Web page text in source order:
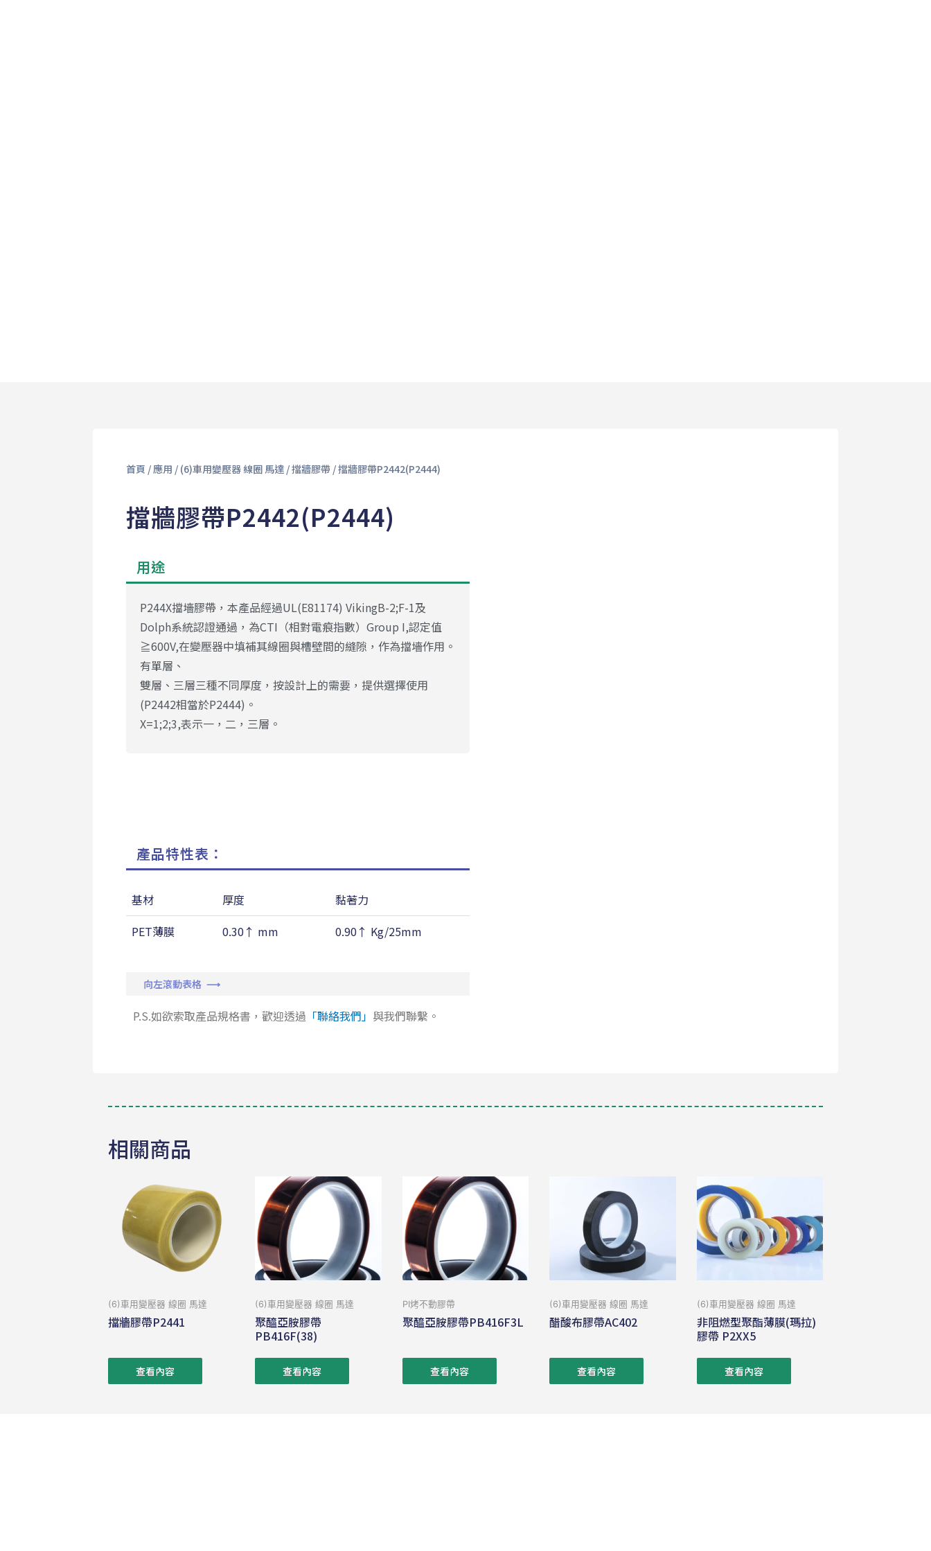
首頁 / 應用 / (6)車用變壓器 線圈 馬達/擋牆膠帶/ 擋牆膠帶P2442(P2444)
擋牆膠帶P2442(P2444)
用途
P244X擋墻膠帶，本產品經過UL(E81174) VikingB-2;F-1及
Dolph系統認證通過，為CTI（相對電痕指數）Group I,認定值
≧600V,在變壓器中填補其線圈與槽壁間的縫隙，作為擋墻作用。
有單層、
雙層、三層三種不同厚度，按設計上的需要，提供選擇使用
(P2442相當於P2444)。
X=1;2;3,表示一，二，三層。
產品特性表：
基材 厚度 黏著力
PET薄膜
0.30↑ mm 0.90↑ Kg/25mm
向左滾動表格 ⟶
P.S.如欲索取產品規格書，歡迎透過 「聯絡我們」 與我們聯繫。
相關商品
(6)車用變壓器 線圈 馬達
擋牆膠帶P2441
查看內容
(6)車用變壓器 線圈 馬達
聚醯亞胺膠帶
PB416F(38)
查看內容
PI烤不動膠帶
聚醯亞胺膠帶PB416F3L
查看內容
(6)車用變壓器 線圈 馬達
醋酸布膠帶AC402
查看內容
(6)車用變壓器 線圈 馬達
非阻燃型聚酯薄膜(瑪拉)
膠帶 P2XX5
查看內容